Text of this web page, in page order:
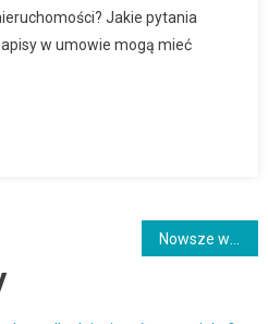
Jakie pytania
w umowie mogą mieć